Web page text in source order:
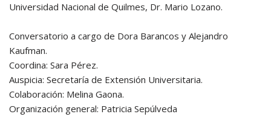
Universidad Nacional de Quilmes, Dr. Mario Lozano.
Conversatorio a cargo de Dora Barancos y Alejandro
Kaufman.
Coordina: Sara Pérez.
Auspicia: Secretaría de Extensión Universitaria.
Colaboración: Melina Gaona.
Organización general: Patricia Sepúlveda